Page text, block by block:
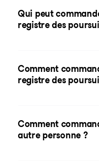
Qui peut
registre des
Comment
registre des
Comment
autre personne ?